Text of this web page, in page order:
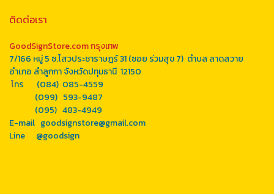
ติดต่อเรา
GoodSignStore.com กรุงเทพ
7/166 หมู่ 5 ซ.ไสวประชาราษฎร์ 31 (ซอย ร่วมสุข 7) ตำบล ลาดสวาย
อำเภอ ลำลูกกา จังหวัดปทุมธานี 12150
โทร (084) 085-4559
(099) 593-9487
(095) 483-4949
E-mail goodsignstore@gmail.com
Line @goodsign